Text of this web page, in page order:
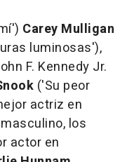
Carey Mulligan
luminosas'),
F. Kennedy Jr.
('Su peor
actriz en
los
actor en